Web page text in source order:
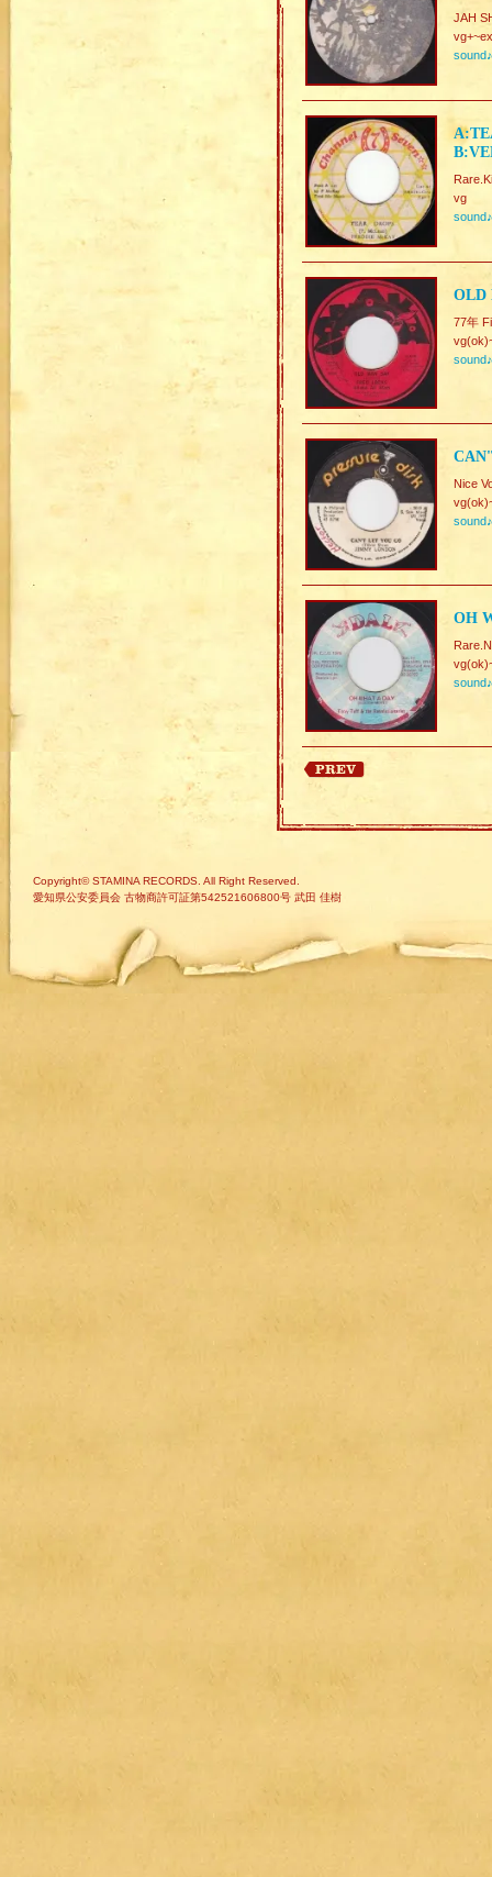
JAH
sound♪
vg
sound♪
OLD
77年
sound♪
Nice
sound♪
OH
sound♪
Copyright© STAMINA RECORDS. All Right Reserved.
愛知県公安委員会 古物商許可証第542521606800号 武田 佳樹